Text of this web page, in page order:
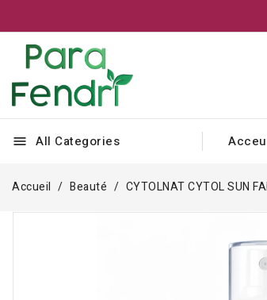
menu All Categories
Accueil Beauté CYTOLNAT CYTOL SUN